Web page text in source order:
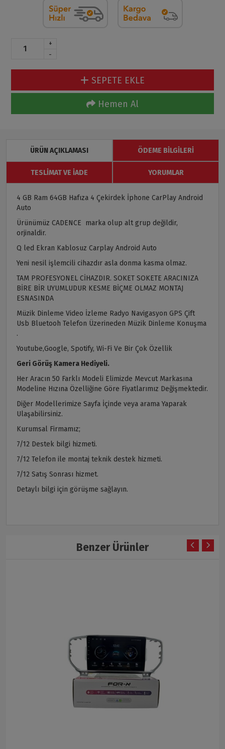
+
-
SEPETE EKLE
Hemen Al
ÜRÜN AÇIKLAMASI ÖDEME BILGILERI
TESLIMAT VE İADE YORUMLAR
4 GB Ram 64GB Hafıza 4 Çekirdek İphone CarPlay Android
Auto
Ürünümüz CADENCE marka olup alt grup değildir,
orjinaldir.
Q led Ekran Kablosuz Carplay Android Auto
Yeni nesil işlemcili cihazdır asla donma kasma olmaz.
TAM PROFESYONEL CİHAZDIR. SOKET SOKETE ARACINIZA
BİRE BİR UYUMLUDUR KESME BİÇME OLMAZ MONTAJ
ESNASINDA
Müzik Dinleme Video İzleme Radyo Navigasyon GPS Çift
Usb Bluetooh Telefon Üzerineden Müzik Dinleme Konuşma
.
Youtube,Google, Spotify, Wi-Fi Ve Bir Çok Özellik
Geri Görüş Kamera Hediyeli.
Her Aracın 50 Farklı Modeli Elimizde Mevcut Markasına
Modeline Hızına Özelliğine Göre Fiyatlarımız Değişmektedir.
Diğer Modellerimize Sayfa İçinde veya arama Yaparak
Ulaşabilirsiniz.
Kurumsal Firmamız;
7/12 Destek bilgi hizmeti.
7/12 Telefon ile montaj teknik destek hizmeti.
7/12 Satış Sonrası hizmet.
Detaylı bilgi için görüşme sağlayın.
Benzer Ürünler